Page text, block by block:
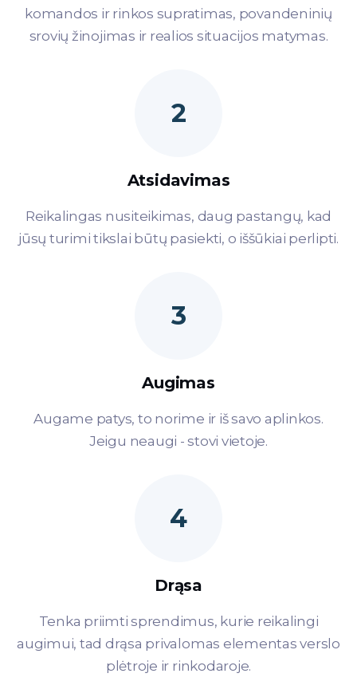
komandos ir rinkos supratimas, povandeninių
srovių žinojimas ir realios situacijos matymas.
2
Atsidavimas
Reikalingas nusiteikimas, daug pastangų, kad
jūsų turimi tikslai būtų pasiekti, o iššūkiai perlipti.
3
Augimas
Augame patys, to norime ir iš savo aplinkos.
Jeigu neaugi - stovi vietoje.
4
Drąsa
Tenka priimti sprendimus, kurie reikalingi
augimui, tad drąsa privalomas elementas verslo
plėtroje ir rinkodaroje.